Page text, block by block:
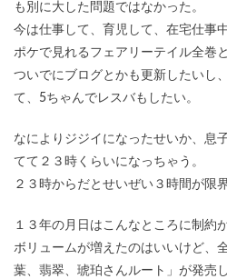
も別に大した問題ではなかった。
今は仕事して、育児して、在宅仕事
ポケで見れるフェアリーテイル全巻
ついでにブログとかも更新したいし
て、5ちゃんでレスバもしたい。
なによりジジイになったせいか、息
てて２３時くらいになっちゃう。
２３時からだとせいぜい３時間が限
１３年の月日はこんなところに制約
ボリュームが増えたのはいいけど、
葉、翡翠、琥珀さんルート」が発売